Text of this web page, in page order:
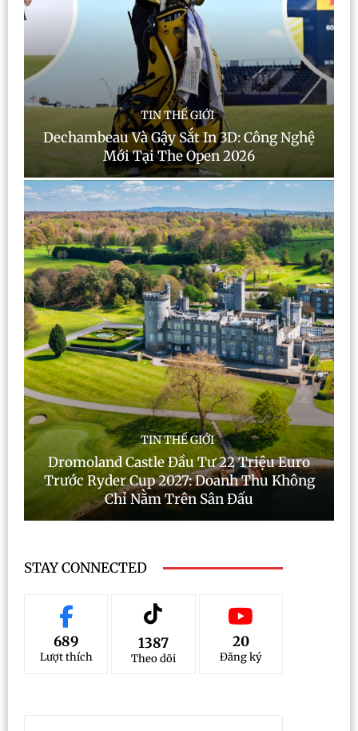
TIN THẾ GIỚI
Dechambeau Và Gậy Sắt In 3D: Công Nghệ
Mới Tại The Open 2026
TIN THẾ GIỚI
Dromoland Castle Đầu Tư 22 Triệu Euro
Trước Ryder Cup 2027: Doanh Thu Không
Chỉ Nằm Trên Sân Đấu
STAY CONNECTED
689
Lượt thích
1387
Theo dõi
20
Đăng ký